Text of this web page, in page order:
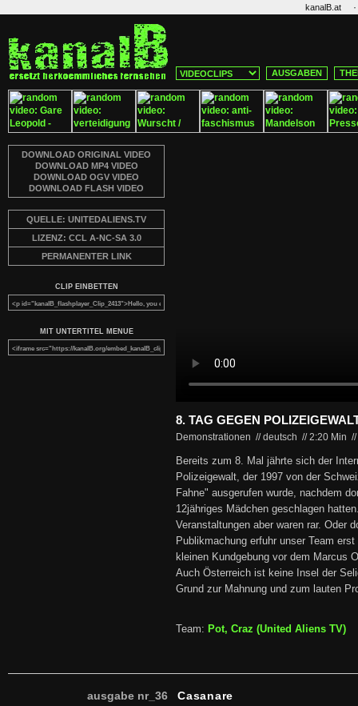
kanalB.at ·
AUSGABEN
DOWNLOAD ORIGINAL VIDEO
DOWNLOAD MP4 VIDEO
DOWNLOAD OGV VIDEO
DOWNLOAD FLASH VIDEO
QUELLE: UNITEDALIENS.TV
LIZENZ: CCL A-NC-SA 3.0
PERMANENTER LINK
CLIP EINBETTEN
MIT UNTERTITEL MENUE
8. TAG GEGEN
Demonstrationen // deutsch //2:20 Min //
Bereits zum 8. Mal jährte sich der
Polizeigewalt, der 1997 von der
Fahne" ausgerufen wurde, nachdem
12jähriges Mädchen geschlagen
Veranstaltungen aber waren rar. Oder
Publikmachung erfuhr unser Team
kleinen Kundgebung vor dem Marcus
Auch Österreich ist keine Insel der
Grund zur Mahnung und zum lauten
Team: Pot, Craz (United Aliens TV)
ausgabe nr_36 Casanare